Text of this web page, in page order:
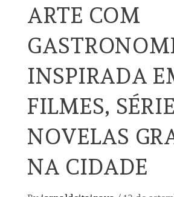
ARTE COM
INSPIRADA
FILMES,
NOVELAS
NA CIDADE